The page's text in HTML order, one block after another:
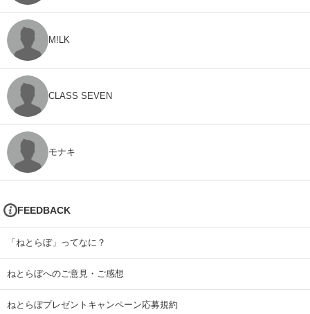
M!LK
CLASS SEVEN
モナキ
FEEDBACK
「ねとらぼ」ってなに？
ねとらぼへのご意見・ご感想
ねとらぼプレゼントキャンペーン応募規約